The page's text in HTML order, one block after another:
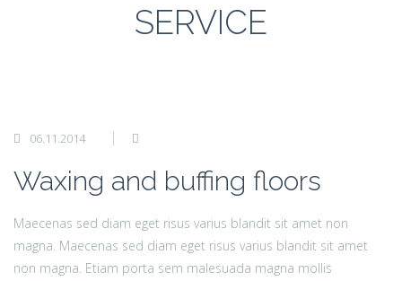
SERVICE
06.11.2014
Waxing and buffing floors
Maecenas sed diam eget risus varius blandit sit amet non
magna. Maecenas sed diam eget risus varius blandit sit amet
non magna. Etiam porta sem malesuada magna mollis